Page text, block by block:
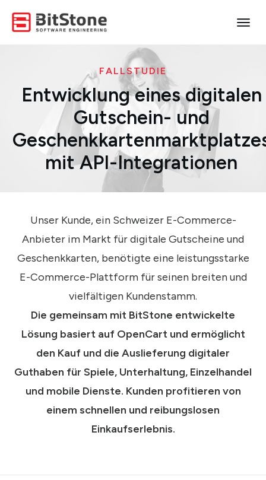
FALLSTUDIE
Entwicklung eines digitalen
Gutschein- und
mit API-Integrationen
Unser Kunde, ein Schweizer E-Commerce-
Anbieter im Markt für digitale Gutscheine und
Geschenkkarten, benötigte eine leistungsstarke
E-Commerce-Plattform für seinen breiten und
vielfältigen Kundenstamm.
Die gemeinsam mit BitStone entwickelte
Lösung basiert auf OpenCart und ermöglicht
den Kauf und die Auslieferung digitaler
Guthaben für Spiele, Unterhaltung, Einzelhandel
und mobile Dienste. Kunden profitieren von
einem schnellen und reibungslosen
Einkaufserlebnis.